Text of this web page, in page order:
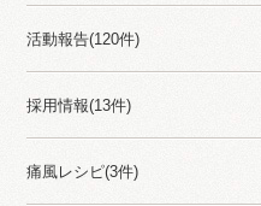
活動報告(120件)
採用情報(13件)
痛風レシピ(3件)